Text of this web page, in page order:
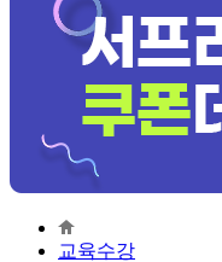
교육수강